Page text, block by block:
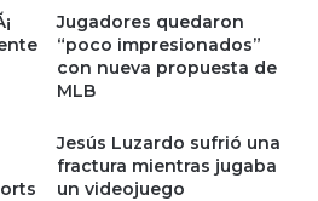
Jugadores quedaron
“poco impresionados”
con nueva propuesta de
MLB
Jesús Luzardo sufrió una
fractura mientras jugaba
un videojuego